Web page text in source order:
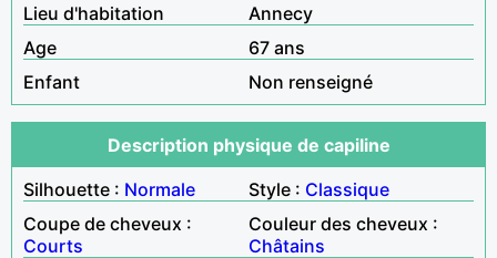
Lieu d'habitation
Annecy
Age
67 ans
Enfant
Non renseigné
Description physique de capiline
Silhouette : Normale Style : Classique
Coupe de cheveux :
Courts
Couleur des cheveux :
Châtains